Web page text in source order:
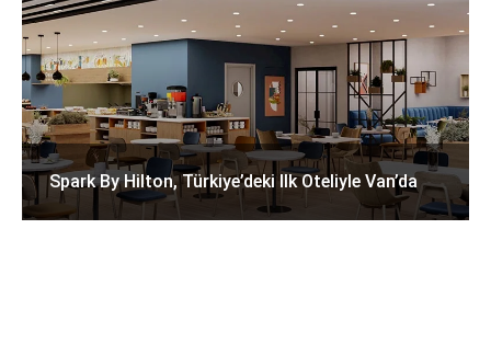
Spark By Hilton, Türkiye’deki Ilk Oteliyle Van’da